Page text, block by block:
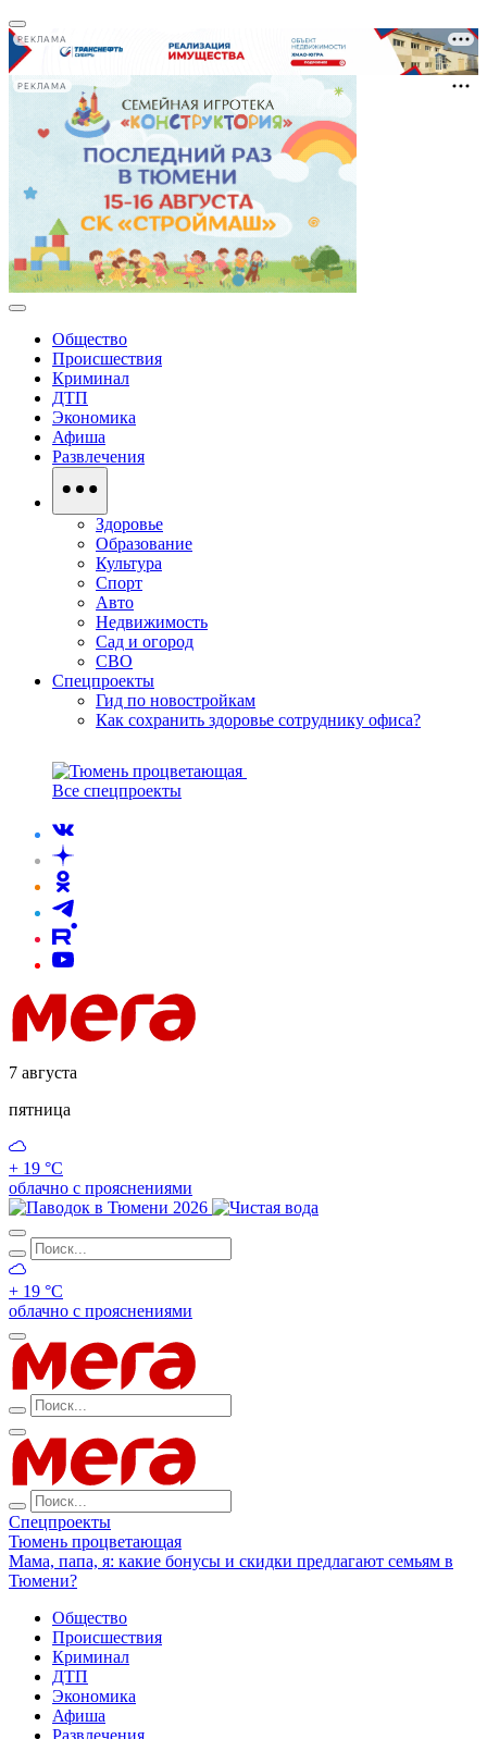
РЕКЛАМА
РЕКЛАМА
Общество
Происшествия
Криминал
ДТП
Экономика
Афиша
Развлечения
Здоровье
Образование
Культура
Спорт
Авто
Недвижимость
Сад и огород
СВО
Спецпроекты
Гид по новостройкам
Как сохранить здоровье сотруднику офиса?
Все спецпроекты
7 августа
пятница
+ 19 °С
облачно с прояснениями
+ 19 °С
облачно с прояснениями
Спецпроекты
Тюмень процветающая
Мама, папа, я: какие бонусы и скидки предлагают семьям в
Тюмени?
Общество
Происшествия
Криминал
ДТП
Экономика
Афиша